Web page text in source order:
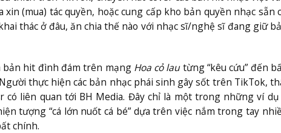
(mua) tác quyền, hoặc cung cấp kho bản quyền nhạc sẵn
thác ở đâu, ăn chia thế nào với nhạc sĩ/nghệ sĩ đang giữ
bản hit đình đám trên mạng Hoa cỏ lau từng “kêu cứu” đến
thực hiện các bản nhạc phái sinh gây sốt trên TikTok,
có liên quan tới BH Media. Đây chỉ là một trong những ví
tượng “cá lớn nuốt cá bé” dựa trên việc nắm trong tay
chính.